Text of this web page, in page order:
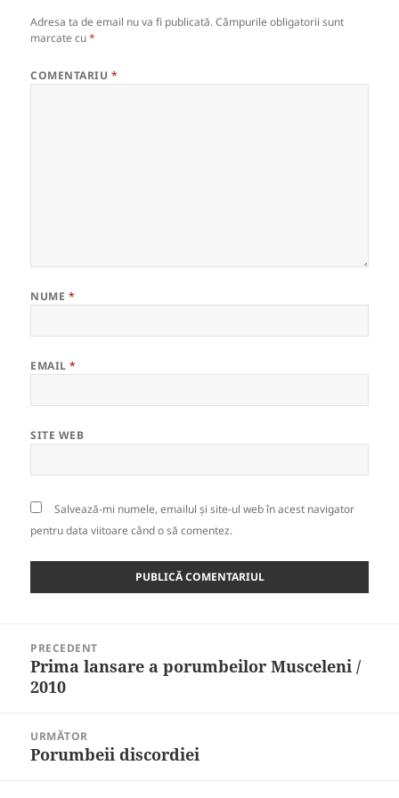
Adresa ta de email nu va fi publicată. Câmpurile obligatorii sunt
marcate cu*
COMENTARIU *
NUME *
EMAIL*
SITE WEB
Salvează-mi numele, emailul și site-ul web în acest navigator
pentru data viitoare când o să comentez.
articole
PRECEDENT
Articolul
anterior:
Prima lansare a porumbeilor Musceleni /
2010
URMĂTOR
Articolul
Porumbeii discordiei